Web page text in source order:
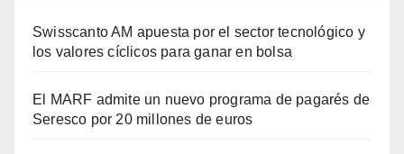
Swisscanto AM apuesta por el sector tecnológico y
los valores cíclicos para ganar en bolsa
El MARF admite un nuevo programa de pagarés de
Seresco por 20 millones de euros